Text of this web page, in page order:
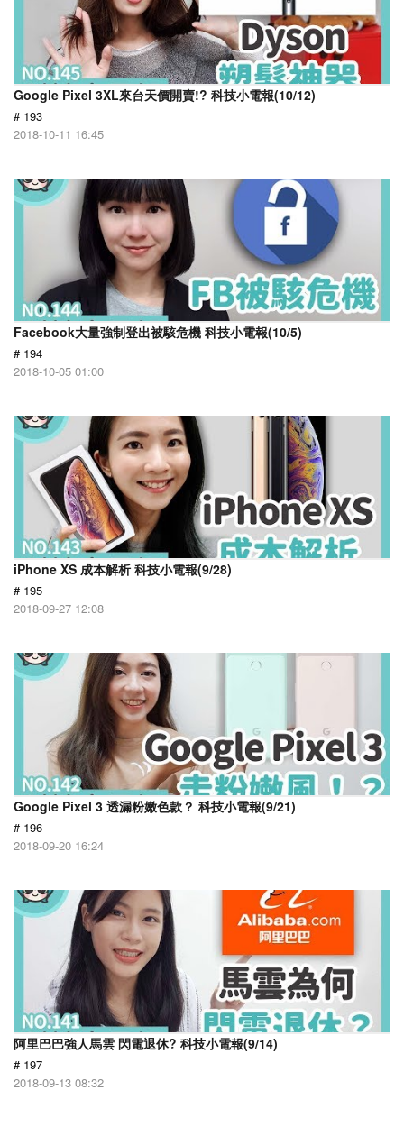
Google Pixel 3XL來台天價開賣!? 科技小電報(10/12)
# 193
2018-10-11 16:45
Facebook大量強制登出被駭危機 科技小電報(10/5)
# 194
2018-10-05 01:00
iPhone XS 成本解析 科技小電報(9/28)
# 195
2018-09-27 12:08
Google Pixel 3 透漏粉嫩色款？ 科技小電報(9/21)
# 196
2018-09-20 16:24
阿里巴巴強人馬雲 閃電退休? 科技小電報(9/14)
# 197
2018-09-13 08:32